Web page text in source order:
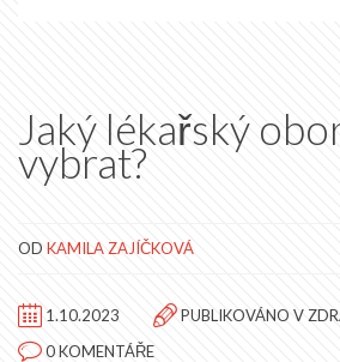
Jaký lékařský
vybrat?
OD KAMILA ZAJÍČKOVÁ
1.10.2023 PUBLIKOVÁNO V
0 KOMENTÁŘE